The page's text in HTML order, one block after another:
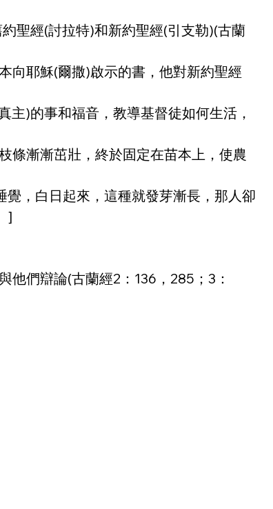
聖經(討拉特)和新約聖經(引支勒)(古蘭
向耶穌(爾撒)啟示的書，他對新約聖經
)的事和福音，教導基督徒如何生活，
條漸漸茁壯，終於固定在苗本上，使農
，白日起來，這種就發芽漸長，那人卻
]
他們辯論(古蘭經2：136，285；3：